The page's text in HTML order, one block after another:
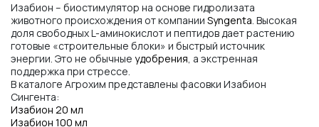
Изабион – биостимулятор на основе гидролизата
животного происхождения от компании Syngenta. Высокая
доля свободных L-аминокислот и пептидов дает растению
готовые «строительные блоки» и быстрый источник
энергии. Это не обычные удобрения, а экстренная
поддержка при стрессе.
В каталоге Агрохим представлены фасовки Изабион
Сингента:
Изабион 20 мл
Изабион 100 мл